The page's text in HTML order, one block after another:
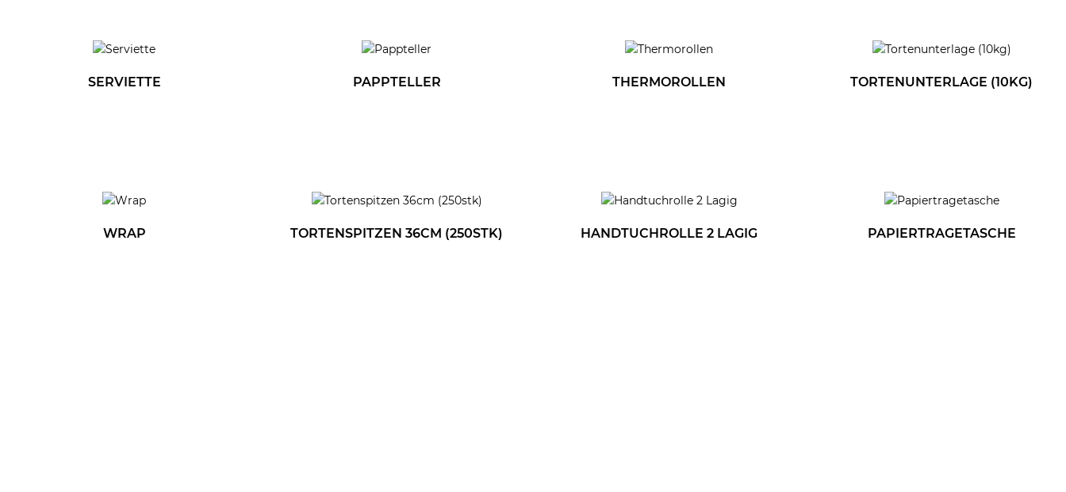
SERVIETTE PAPPTELLER THERMOROLLEN TORTENUNTERLAGE (10KG)
WRAP TORTENSPITZEN 36CM (250STK) HANDTUCHROLLE 2 LAGIG PAPIERTRAGETASCHE